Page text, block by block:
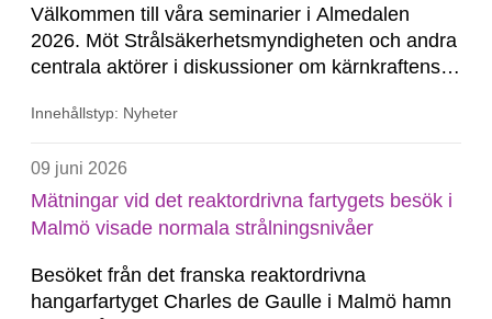
Välkommen till våra seminarier i Almedalen
2026. Möt Strålsäkerhetsmyndigheten och andra
centrala aktörer i diskussioner om kärnkraftens
förutsättningarna för ny kärnkraft i Sverige.
Innehållstyp: Nyheter
09 juni 2026
Mätningar vid det reaktordrivna fartygets besök i
Malmö visade normala strålningsnivåer
Besöket från det franska reaktordrivna
hangarfartyget Charles de Gaulle i Malmö hamn